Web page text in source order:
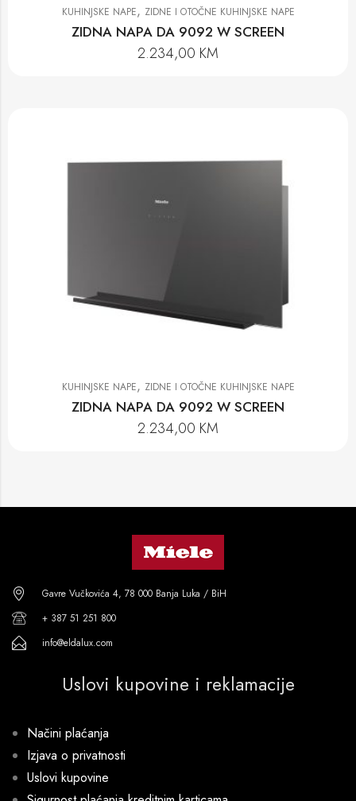
KUHINJSKE NAPE, ZIDNE I OTOČNE KUHINJSKE NAPE
ZIDNA NAPA DA 9092 W SCREEN
2.234,00 KM
KUHINJSKE NAPE, ZIDNE I OTOČNE KUHINJSKE NAPE
ZIDNA NAPA DA 9092 W SCREEN
2.234,00 KM
Gavre Vučkovića 4, 78 000 Banja Luka / BiH
+ 387 51 251 800
info@eldalux.com
Uslovi kupovine i reklamacije
Načini plaćanja
Izjava o privatnosti
Uslovi kupovine